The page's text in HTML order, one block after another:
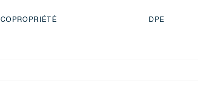
COPROPRIÉTÉ DPE